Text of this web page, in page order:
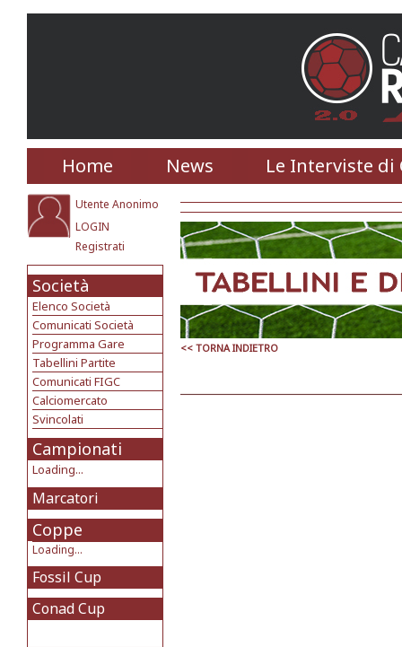
Home News Le Interviste di
Utente Anonimo
LOGIN
Registrati
Società
Elenco Società
Comunicati Società
Programma Gare
Tabellini Partite
Comunicati FIGC
Calciomercato
Svincolati
Campionati
Loading...
Marcatori
Coppe
Loading...
Fossil Cup
Conad Cup
<< TORNA INDIETRO